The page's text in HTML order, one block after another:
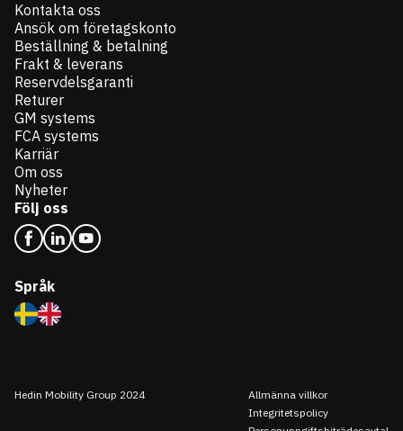
Kontakta oss
Ansök om företagskonto
Beställning & betalning
Frakt & leverans
Reservdelsgaranti
Returer
GM systems
FCA systems
Karriär
Om oss
Nyheter
Följ oss
Språk
Hedin Mobility Group 2024
Allmänna villkor
Integritetspolicy